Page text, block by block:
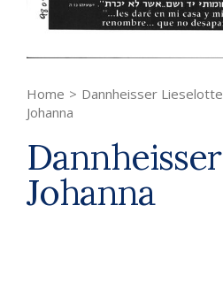
Home > Dannheisser Lieselotte
Johanna
Dannheisser
Johanna